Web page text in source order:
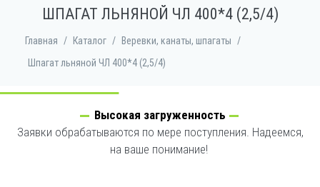
ШПАГАТ ЛЬНЯНОЙ ЧЛ 400*4 (2,5/4)
Главная / Каталог / Веревки, канаты, шпагаты
/
Шпагат льняной ЧЛ 400*4 (2,5/4)
Высокая загруженность
Заявки обрабатываются по мере поступления. Надеемся,
на ваше понимание!